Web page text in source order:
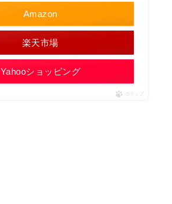
Amazon
楽天市場
Yahooショッピング
ポチップ